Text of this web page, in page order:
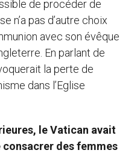
de procéder de
n’a pas d’autre choix
avec son évêque
En parlant de
la perte de
dans l’Eglise
le Vatican avait
des femmes